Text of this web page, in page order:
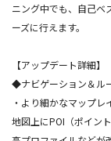
ニング中でも、自己ベ
ーズに行えます。
【アップデート詳細】
◆ナビゲーション＆ル
・より細かなマップレ
地図上にPOI（ポイン